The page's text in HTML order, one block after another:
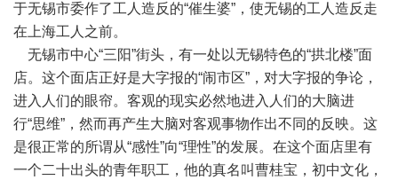
于无锡市委作了工人造反的“催生婆”，使无锡的工人造反走
在上海工人之前。
无锡市中心“三阳”街头，有一处以无锡特色的“拱北楼”面
店。这个面店正好是大字报的“闹市区”，对大字报的争论，
进入人们的眼帘。客观的现实必然地进入人们的大脑进
行“思维”，然而再产生大脑对客观事物作出不同的反映。这
是很正常的所谓从“感性”向“理性”的发展。在这个面店里有
一个二十出头的青年职工，他的真名叫曹桂宝，初中文化，